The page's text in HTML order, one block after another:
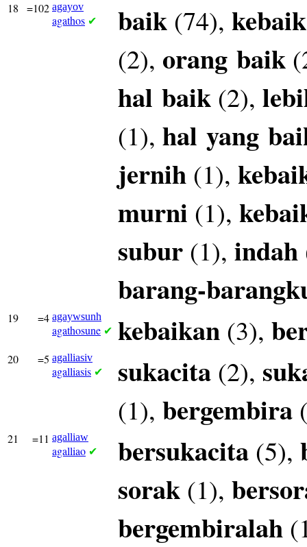
18 =102 agayov
agathos ✔ baik (74),
(2), orang baik
hal baik (2),
(1), hal yang
jernih (1),
murni (1),
subur (1), indah
barang-
19 =4 agaywsunh
agathosune ✔ kebaikan (3),
20 =5 agalliasiv
agalliasis ✔ sukacita (2),
(1), bergembira
21 =11 agalliaw
agalliao ✔ bersukacita (5),
sorak (1),
bergembiralah